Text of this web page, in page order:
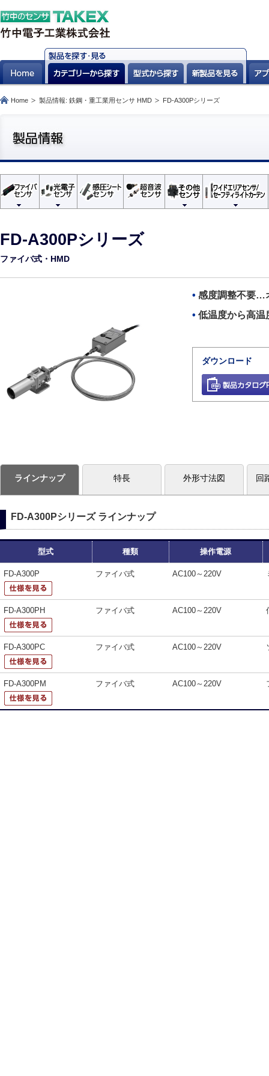
Home 製品情報: 鉄鋼・重工業用センサ HMD FD-A300Pシリーズ
FD-A300Pシリーズ
ファイバ式・HMD
感度調整不要…
低温度から高温
ダウンロード
ラインナップ 特長 外形寸法図 回
FD-A300Pシリーズ ラインナップ
型式 種類 操作電源
FD-A300P ファイバ式 AC100～220V
FD-A300PH ファイバ式 AC100～220V
FD-A300PC ファイバ式 AC100～220V
FD-A300PM ファイバ式 AC100～220V